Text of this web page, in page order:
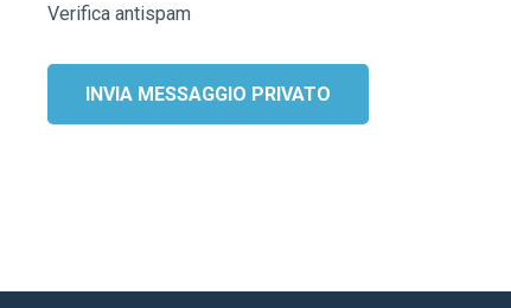
Verifica antispam
INVIA MESSAGGIO PRIVATO